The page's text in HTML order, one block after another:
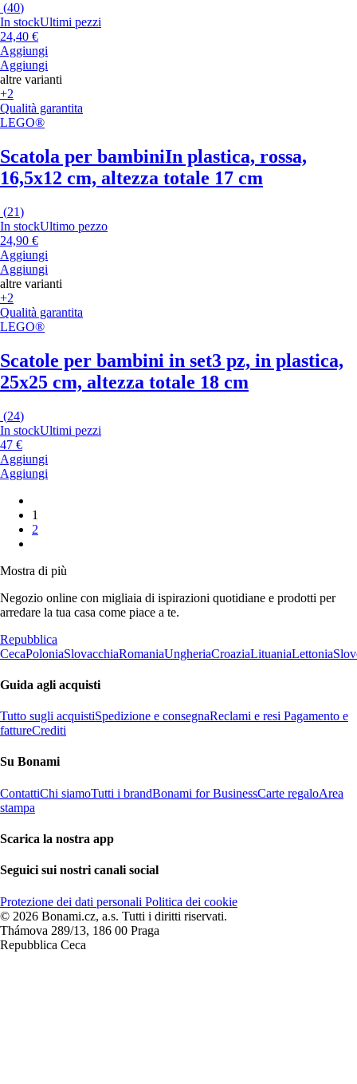
(40)
In stockUltimi pezzi
24,40 €
Aggiungi
Aggiungi
altre varianti
+2
Qualità garantita
LEGO®
Scatola per bambiniIn plastica, rossa,
16,5x12 cm, altezza totale 17 cm
(21)
In stockUltimo pezzo
24,90 €
Aggiungi
Aggiungi
altre varianti
+2
Qualità garantita
LEGO®
Scatole per bambini in set3 pz, in plastica,
25x25 cm, altezza totale 18 cm
(24)
In stockUltimi pezzi
47 €
Aggiungi
Aggiungi
1
2
Mostra di più
Negozio online con migliaia di ispirazioni quotidiane e prodotti per
arredare la tua casa come piace a te.
Repubblica
CecaPoloniaSlovacchiaRomaniaUngheriaCroaziaLituaniaLettonia
Guida agli acquisti
Tutto sugli acquistiSpedizione e consegnaReclami e resi Pagamento e
fattureCrediti
Su Bonami
ContattiChi siamoTutti i brandBonami for BusinessCarte regaloArea
stampa
Scarica la nostra app
Seguici sui nostri canali social
Protezione dei dati personali Politica dei cookie
© 2026 Bonami.cz, a.s. Tutti i diritti riservati.
Thámova 289/13, 186 00 Praga
Repubblica Ceca